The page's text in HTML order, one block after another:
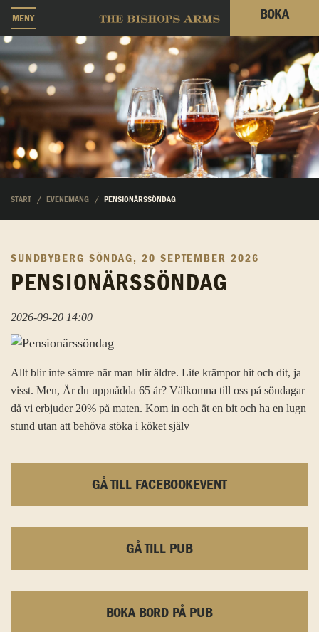
MENY BOKA
START EVENEMANG PENSIONÄRSSÖNDAG
SUNDBYBERG SÖNDAG, 20 SEPTEMBER 2026
PENSIONÄRSSÖNDAG
2026-09-20 14:00
Allt blir inte sämre när man blir äldre. Lite krämpor hit och dit, ja
visst. Men, Är du uppnådda 65 år? Välkomna till oss på söndagar
då vi erbjuder 20% på maten. Kom in och ät en bit och ha en lugn
stund utan att behöva stöka i köket själv
GÅ TILL FACEBOOKEVENT
GÅ TILL PUB
BOKA BORD PÅ PUB